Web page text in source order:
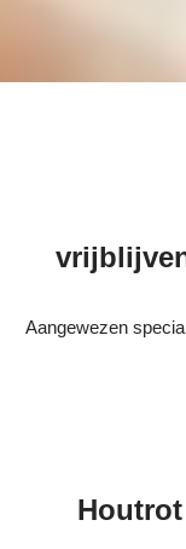
Aangewezen